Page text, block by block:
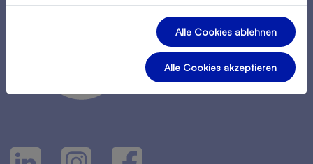
Alle Cookies ablehnen
Alle Cookies akzeptieren